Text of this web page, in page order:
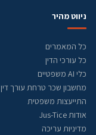
ניווט מהיר
כל המאמרים
כל עורכי הדין
כלי AI משפטיים
מחשבון שכר טרחת עורך דין
התייעצות משפטית
אודות Jus-Tice
מדיניות עריכה